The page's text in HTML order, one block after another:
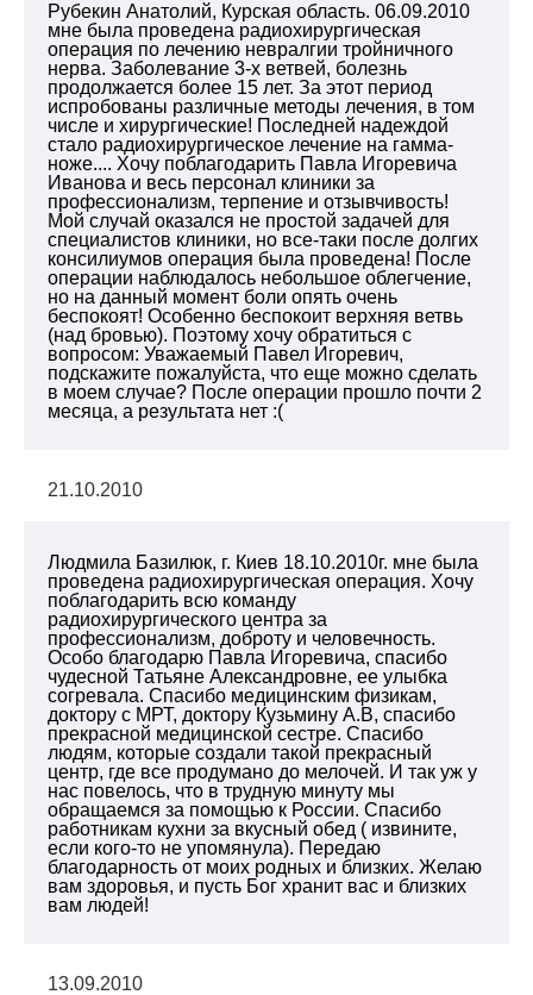
Рубекин Анатолий, Курская область. 06.09.2010
мне была проведена радиохирургическая
операция по лечению невралгии тройничного
нерва. Заболевание 3-х ветвей, болезнь
продолжается более 15 лет. За этот период
испробованы различные методы лечения, в том
числе и хирургические! Последней надеждой
стало радиохирургическое лечение на гамма-
ноже.... Хочу поблагодарить Павла Игоревича
Иванова и весь персонал клиники за
профессионализм, терпение и отзывчивость!
Мой случай оказался не простой задачей для
специалистов клиники, но все-таки после долгих
консилиумов операция была проведена! После
операции наблюдалось небольшое облегчение,
но на данный момент боли опять очень
беспокоят! Особенно беспокоит верхняя ветвь
(над бровью). Поэтому хочу обратиться с
вопросом: Уважаемый Павел Игоревич,
подскажите пожалуйста, что еще можно сделать
в моем случае? После операции прошло почти 2
месяца, а результата нет :(
21.10.2010
Людмила Базилюк, г. Киев 18.10.2010г. мне была
проведена радиохирургическая операция. Хочу
поблагодарить всю команду
радиохирургического центра за
профессионализм, доброту и человечность.
Особо благодарю Павла Игоревича, спасибо
чудесной Татьяне Александровне, ее улыбка
согревала. Спасибо медицинским физикам,
доктору с МРТ, доктору Кузьмину А.В, спасибо
прекрасной медицинской сестре. Спасибо
людям, которые создали такой прекрасный
центр, где все продумано до мелочей. И так уж у
нас повелось, что в трудную минуту мы
обращаемся за помощью к России. Спасибо
работникам кухни за вкусный обед ( извините,
если кого-то не упомянула). Передаю
благодарность от моих родных и близких. Желаю
вам здоровья, и пусть Бог хранит вас и близких
вам людей!
13.09.2010